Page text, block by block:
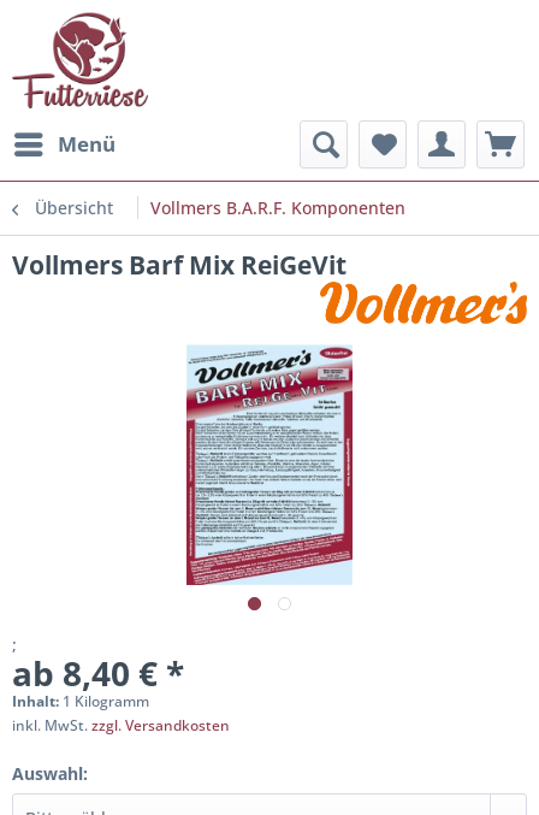
Menü
Übersicht Vollmers B.A.R.F. Komponenten
Vollmers Barf Mix ReiGeVit
;
ab 8,40 € *
Inhalt: 1 Kilogramm
inkl. MwSt.zzgl. Versandkosten
Auswahl: